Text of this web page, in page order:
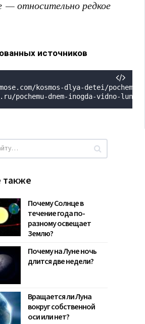
— относительно редкое
источников
kosmos-dlya-detei/pochemu-
pochemu-dnem-inogda-vidno-
также
Почему Солнце в
течение года по-
разному освещает
Землю?
Почему на Луне ночь
длится две недели?
Вращается ли Луна
вокруг собственной
оси или нет?